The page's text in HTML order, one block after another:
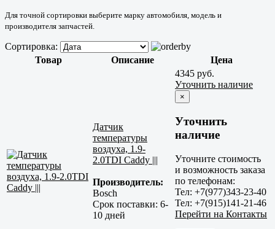
Для точной сортировки выберите марку автомобиля, модель и
производителя запчастей.
Сортировка:
Товар
Описание Цена
Датчик
температуры
воздуха, 1.9-
2.0TDI Caddy |||
Производитель:
Bosch
Срок поставки: 6-
10 дней
4345 руб.
Уточнить наличие
×
Уточнить
наличие
Уточните стоимость
и возможность заказа
по телефонам:
Тел: +7(977)343-23-40
Тел: +7(915)141-21-46
Перейти на Контакты